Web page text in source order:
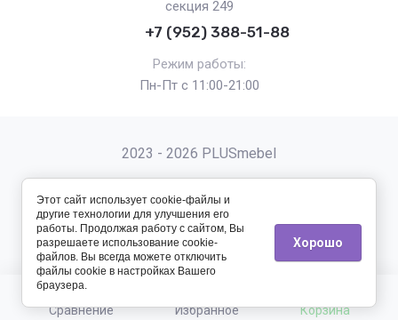
Сравнение Избранное Корзина
секция 249
+7 (952) 388-51-88
Режим работы:
Пн-Пт с 11:00-21:00
2023 - 2026 PLUSmebel
Мегагрупп.ру
Этот сайт использует cookie-файлы и
другие технологии для улучшения его
работы. Продолжая работу с сайтом, Вы
разрешаете использование cookie-
файлов. Вы всегда можете отключить
файлы cookie в настройках Вашего
браузера.
Хорошо